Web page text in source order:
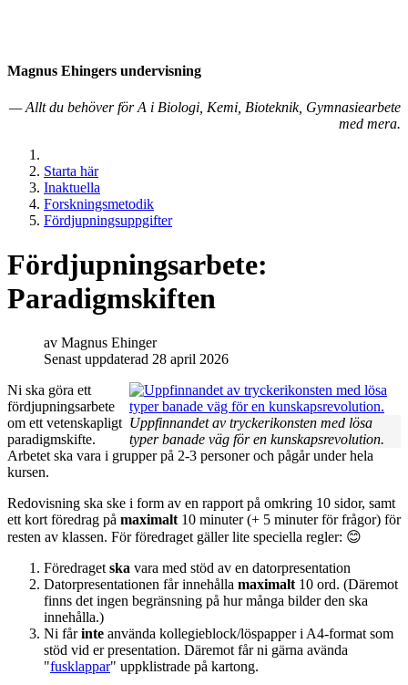
Magnus Ehingers under­visning
— Allt du behöver för A i Biologi, Kemi, Bioteknik, Gymnasiearbete
med mera.
Starta här
Inaktuella
Forskningsmetodik
Fördjupningsuppgifter
Fördjupnings­arbete:
Paradigm­skiften
av Magnus Ehinger
Senast uppdaterad 28 april 2026
Uppfinnandet av tryckerikonsten med lösa
typer banade väg för en kunskapsrevolution.
Ni ska göra ett
fördjupningsarbete
om ett vetenskapligt
paradigmskifte.
Arbetet ska vara i grupper på 2-3 personer och pågår under hela
kursen.
Redovisning ska ske i form av en rapport på omkring 10 sidor, samt
ett kort föredrag på maximalt10 minuter (+ 5 minuter för frågor) för
resten av klassen. För föredraget gäller lite speciella regler: 😊
Föredragetska vara med stöd av en datorpresentation
Datorpresentationen får innehålla maximalt10 ord. (Däremot
finns det ingen begränsning på hur många bilder den ska
innehålla.)
Ni fårinte använda kollegieblock/löspapper i A4-format som
stöd vid er presentation. Däremot får ni gärna avända
"fusklappar" uppklistrade på kartong.